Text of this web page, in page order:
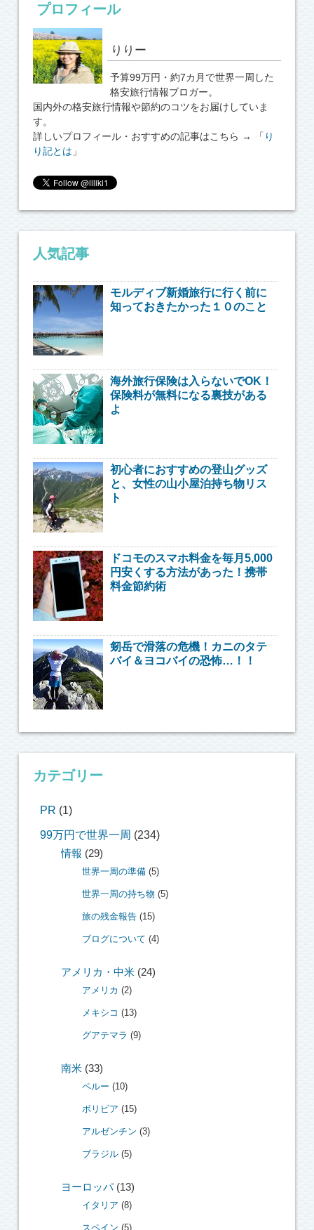
プロフィール
りりー
予算99万円・約7カ月で世界一周した
格安旅行情報ブロガー。
国内外の格安旅行情報や節約のコツをお届けしていま
す。
詳しいプロフィール・おすすめの記事はこちら → 「 り
り記とは 」
人気記事
モルディブ新婚旅行に行く前に
知っておきたかった１０のこと
海外旅行保険は入らないでOK！
保険料が無料になる裏技がある
よ
初心者におすすめの登山グッズ
と、女性の山小屋泊持ち物リス
ト
ドコモのスマホ料金を毎月5,000
円安くする方法があった！携帯
料金節約術
剱岳で滑落の危機！カニのタテ
バイ＆ヨコバイの恐怖…！！
カテゴリー
PR (1)
99万円で世界一周 (234)
情報 (29)
世界一周の準備(5)
世界一周の持ち物 (5)
旅の残金報告(15)
ブログについて (4)
アメリカ・中米(24)
アメリカ (2)
メキシコ (13)
グアテマラ (9)
南米(33)
ペルー (10)
ボリビア (15)
アルゼンチン (3)
ブラジル(5)
ヨーロッパ(13)
イタリア (8)
スペイン (5)